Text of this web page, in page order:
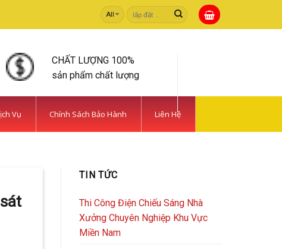
Tìm
kiếm:
CHẤT LƯỢNG 100%
sản phẩm chất lượng
Vụ Chính Sách Bảo Hành Liên Hệ
TIẾT KIỆM | CAMERA
trong [...]
TIN TỨC
Thi Công Điện Chiếu Sáng Nhà
Xưởng Chuyên Nghiệp Khu Vực
Miền Nam